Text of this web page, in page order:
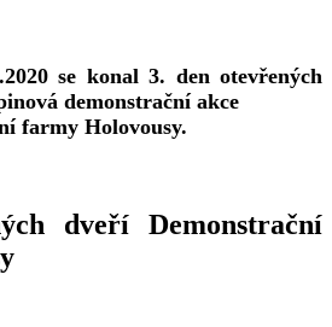
se konal 3. den otevřených
demonstrační akce
farmy Holovousy.
dveří Demonstrační